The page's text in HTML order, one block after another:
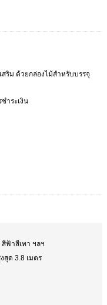
ริม ด้วยกล่องไม้สำหรับบรรจุ
ำระเงิน
ฟ้าสีเทา ฯลฯ
สุด 3.8 เมตร